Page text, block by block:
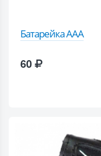
Батарейка AAA
60